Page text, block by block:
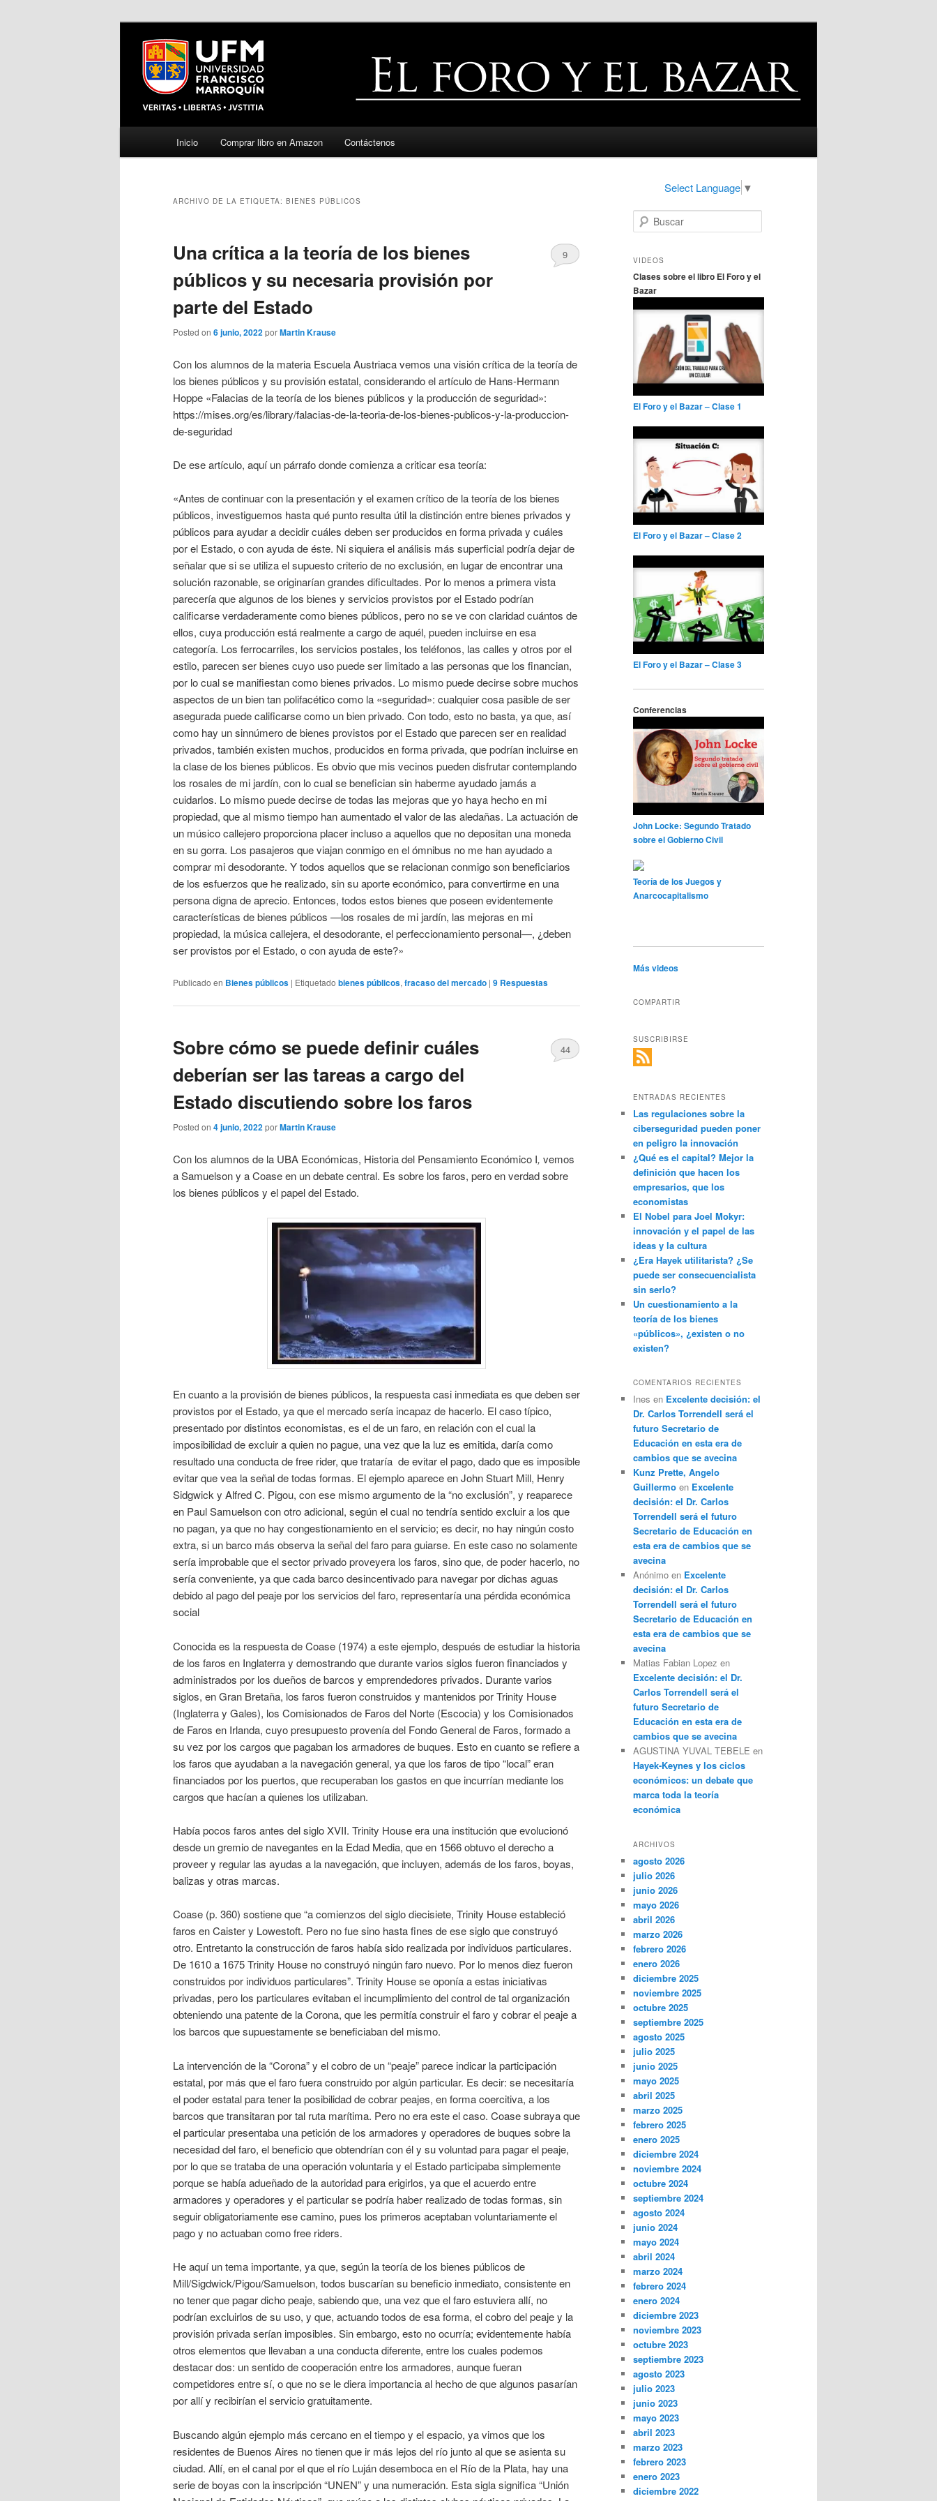
Ir
principal
Ir
secundario
Inicio Comprar libro en Amazon Contáctenos
Select Language ▼
ARCHIVO DE LA ETIQUETA: BIENES PÚBLICOS
Una crítica a la teoría de los bienes
públicos y su necesaria provisión por
parte del Estado
Posted on 6 junio, 2022porMartin Krause
9
Con los alumnos de la materia Escuela Austriaca vemos una visión crítica de la teoría de
los bienes públicos y su provisión estatal, considerando el artículo de Hans-Hermann
Hoppe «Falacias de la teoría de los bienes públicos y la producción de seguridad»:
https://mises.org/es/library/falacias-de-la-teoria-de-los-bienes-publicos-y-la-produccion-
de-seguridad
De ese artículo, aquí un párrafo donde comienza a criticar esa teoría:
«Antes de continuar con la presentación y el examen crítico de la teoría de los bienes
públicos, investiguemos hasta qué punto resulta útil la distinción entre bienes privados y
públicos para ayudar a decidir cuáles deben ser producidos en forma privada y cuáles
por el Estado, o con ayuda de éste. Ni siquiera el análisis más superficial podría dejar de
señalar que si se utiliza el supuesto criterio de no exclusión, en lugar de encontrar una
solución razonable, se originarían grandes dificultades. Por lo menos a primera vista
parecería que algunos de los bienes y servicios provistos por el Estado podrían
calificarse verdaderamente como bienes públicos, pero no se ve con claridad cuántos de
ellos, cuya producción está realmente a cargo de aquél, pueden incluirse en esa
categoría. Los ferrocarriles, los servicios postales, los teléfonos, las calles y otros por el
estilo, parecen ser bienes cuyo uso puede ser limitado a las personas que los financian,
por lo cual se manifiestan como bienes privados. Lo mismo puede decirse sobre muchos
aspectos de un bien tan polifacético como la «seguridad»: cualquier cosa pasible de ser
asegurada puede calificarse como un bien privado. Con todo, esto no basta, ya que, así
como hay un sinnúmero de bienes provistos por el Estado que parecen ser en realidad
privados, también existen muchos, producidos en forma privada, que podrían incluirse en
la clase de los bienes públicos. Es obvio que mis vecinos pueden disfrutar contemplando
los rosales de mi jardín, con lo cual se benefician sin haberme ayudado jamás a
cuidarlos. Lo mismo puede decirse de todas las mejoras que yo haya hecho en mi
propiedad, que al mismo tiempo han aumentado el valor de las aledañas. La actuación de
un músico callejero proporciona placer incluso a aquellos que no depositan una moneda
en su gorra. Los pasajeros que viajan conmigo en el ómnibus no me han ayudado a
comprar mi desodorante. Y todos aquellos que se relacionan conmigo son beneficiarios
de los esfuerzos que he realizado, sin su aporte económico, para convertirme en una
persona digna de aprecio. Entonces, todos estos bienes que poseen evidentemente
características de bienes públicos —los rosales de mi jardín, las mejoras en mi
propiedad, la música callejera, el desodorante, el perfeccionamiento personal—, ¿deben
ser provistos por el Estado, o con ayuda de este?»
Publicado en Bienes públicos | Etiquetado bienes públicos, fracaso del mercado | 9 Respuestas
Sobre cómo se puede definir cuáles
deberían ser las tareas a cargo del
Estado discutiendo sobre los faros
Posted on 4 junio, 2022porMartin Krause
44
Con los alumnos de la UBA Económicas, Historia del Pensamiento Económico I, vemos
a Samuelson y a Coase en un debate central. Es sobre los faros, pero en verdad sobre
los bienes públicos y el papel del Estado.
En cuanto a la provisión de bienes públicos, la respuesta casi inmediata es que deben ser
provistos por el Estado, ya que el mercado sería incapaz de hacerlo. El caso típico,
presentado por distintos economistas, es el de un faro, en relación con el cual la
imposibilidad de excluir a quien no pague, una vez que la luz es emitida, daría como
resultado una conducta de free rider, que trataría de evitar el pago, dado que es imposible
evitar que vea la señal de todas formas. El ejemplo aparece en John Stuart Mill, Henry
Sidgwick y Alfred C. Pigou, con ese mismo argumento de la “no exclusión”, y reaparece
en Paul Samuelson con otro adicional, según el cual no tendría sentido excluir a los que
no pagan, ya que no hay congestionamiento en el servicio; es decir, no hay ningún costo
extra, si un barco más observa la señal del faro para guiarse. En este caso no solamente
sería improbable que el sector privado proveyera los faros, sino que, de poder hacerlo, no
sería conveniente, ya que cada barco desincentivado para navegar por dichas aguas
debido al pago del peaje por los servicios del faro, representaría una pérdida económica
social
Conocida es la respuesta de Coase (1974) a este ejemplo, después de estudiar la historia
de los faros en Inglaterra y demostrando que durante varios siglos fueron financiados y
administrados por los dueños de barcos y emprendedores privados. Durante varios
siglos, en Gran Bretaña, los faros fueron construidos y mantenidos por Trinity House
(Inglaterra y Gales), los Comisionados de Faros del Norte (Escocia) y los Comisionados
de Faros en Irlanda, cuyo presupuesto provenía del Fondo General de Faros, formado a
su vez por los cargos que pagaban los armadores de buques. Esto en cuanto se refiere a
los faros que ayudaban a la navegación general, ya que los faros de tipo “local” eran
financiados por los puertos, que recuperaban los gastos en que incurrían mediante los
cargos que hacían a quienes los utilizaban.
Había pocos faros antes del siglo XVII. Trinity House era una institución que evolucionó
desde un gremio de navegantes en la Edad Media, que en 1566 obtuvo el derecho a
proveer y regular las ayudas a la navegación, que incluyen, además de los faros, boyas,
balizas y otras marcas.
Coase (p. 360) sostiene que “a comienzos del siglo diecisiete, Trinity House estableció
faros en Caister y Lowestoft. Pero no fue sino hasta fines de ese siglo que construyó
otro. Entretanto la construcción de faros había sido realizada por individuos particulares.
De 1610 a 1675 Trinity House no construyó ningún faro nuevo. Por lo menos diez fueron
construidos por individuos particulares”. Trinity House se oponía a estas iniciativas
privadas, pero los particulares evitaban el incumplimiento del control de tal organización
obteniendo una patente de la Corona, que les permitía construir el faro y cobrar el peaje a
los barcos que supuestamente se beneficiaban del mismo.
La intervención de la “Corona” y el cobro de un “peaje” parece indicar la participación
estatal, por más que el faro fuera construido por algún particular. Es decir: se necesitaría
el poder estatal para tener la posibilidad de cobrar peajes, en forma coercitiva, a los
barcos que transitaran por tal ruta marítima. Pero no era este el caso. Coase subraya que
el particular presentaba una petición de los armadores y operadores de buques sobre la
necesidad del faro, el beneficio que obtendrían con él y su voluntad para pagar el peaje,
por lo que se trataba de una operación voluntaria y el Estado participaba simplemente
porque se había adueñado de la autoridad para erigirlos, ya que el acuerdo entre
armadores y operadores y el particular se podría haber realizado de todas formas, sin
seguir obligatoriamente ese camino, pues los primeros aceptaban voluntariamente el
pago y no actuaban como free riders.
He aquí un tema importante, ya que, según la teoría de los bienes públicos de
Mill/Sigdwick/Pigou/Samuelson, todos buscarían su beneficio inmediato, consistente en
no tener que pagar dicho peaje, sabiendo que, una vez que el faro estuviera allí, no
podrían excluirlos de su uso, y que, actuando todos de esa forma, el cobro del peaje y la
provisión privada serían imposibles. Sin embargo, esto no ocurría; evidentemente había
otros elementos que llevaban a una conducta diferente, entre los cuales podemos
destacar dos: un sentido de cooperación entre los armadores, aunque fueran
competidores entre sí, o que no se le diera importancia al hecho de que algunos pasarían
por allí y recibirían el servicio gratuitamente.
Buscando algún ejemplo más cercano en el tiempo y el espacio, ya vimos que los
residentes de Buenos Aires no tienen que ir más lejos del río junto al que se asienta su
ciudad. Allí, en el canal por el que el río Luján desemboca en el Río de la Plata, hay una
serie de boyas con la inscripción “UNEN” y una numeración. Esta sigla significa “Unión
u
c
r
VIDEOS
Clases sobre el libro El Foro y el
Bazar
El Foro y el Bazar – Clase 1
El Foro y el Bazar – Clase 2
El Foro y el Bazar – Clase 3
Conferencias
John Locke: Segundo Tratado
sobre el Gobierno Civil
Teoría de los Juegos y
Anarcocapitalismo
Más videos
COMPARTIR
SUSCRIBIRSE
ENTRADAS RECIENTES
Las regulaciones sobre la
ciberseguridad pueden poner
en peligro la innovación
¿Qué es el capital? Mejor la
definición que hacen los
empresarios, que los
economistas
El Nobel para Joel Mokyr:
innovación y el papel de las
ideas y la cultura
¿Era Hayek utilitarista? ¿Se
puede ser consecuencialista
sin serlo?
Un cuestionamiento a la
teoría de los bienes
«públicos», ¿existen o no
existen?
COMENTARIOS RECIENTES
Ines en Excelente decisión: el
Dr. Carlos Torrendell será el
futuro Secretario de
Educación en esta era de
cambios que se avecina
Kunz Prette, Angelo
Guillermo en Excelente
decisión: el Dr. Carlos
Torrendell será el futuro
Secretario de Educación en
esta era de cambios que se
avecina
Anónimo en Excelente
decisión: el Dr. Carlos
Torrendell será el futuro
Secretario de Educación en
esta era de cambios que se
avecina
Matias Fabian Lopez en
Excelente decisión: el Dr.
Carlos Torrendell será el
futuro Secretario de
Educación en esta era de
cambios que se avecina
AGUSTINA YUVAL TEBELE en
Hayek-Keynes y los ciclos
económicos: un debate que
marca toda la teoría
económica
ARCHIVOS
agosto 2026
julio 2026
junio 2026
mayo 2026
abril 2026
marzo 2026
febrero 2026
enero 2026
diciembre 2025
noviembre 2025
octubre 2025
septiembre 2025
agosto 2025
julio 2025
junio 2025
mayo 2025
abril 2025
marzo 2025
febrero 2025
enero 2025
diciembre 2024
noviembre 2024
octubre 2024
septiembre 2024
agosto 2024
junio 2024
mayo 2024
abril 2024
marzo 2024
febrero 2024
enero 2024
diciembre 2023
noviembre 2023
octubre 2023
septiembre 2023
agosto 2023
julio 2023
junio 2023
mayo 2023
abril 2023
marzo 2023
febrero 2023
enero 2023
diciembre 2022